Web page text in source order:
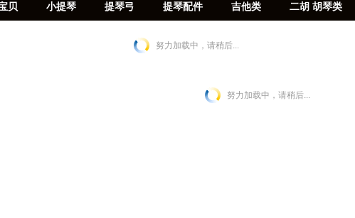
贝 小提琴 提琴弓 提琴配件 吉他类 二胡 胡琴类
努力加载中，请稍后...
努力加载中，请稍后...